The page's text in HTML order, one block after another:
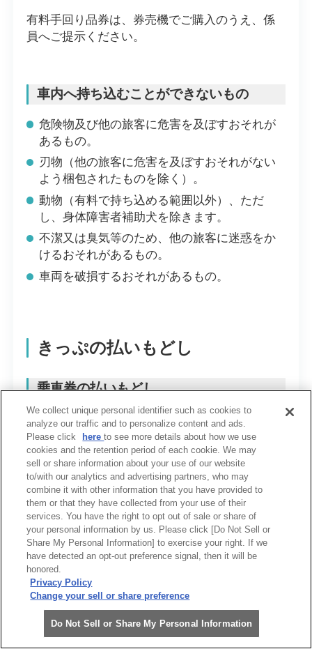
有料手回り品券は、券売機でご購入のうえ、係
員へご提示ください。
車内へ持ち込むことができないもの
危険物及び他の旅客に危害を及ぼすおそれが
あるもの。
刃物（他の旅客に危害を及ぼすおそれがない
よう梱包されたものを除く）。
動物（有料で持ち込める範囲以外）、ただ
し、身体障害者補助犬を除きます。
不潔又は臭気等のため、他の旅客に迷惑をか
けるおそれがあるもの。
車両を破損するおそれがあるもの。
きっぷの払いもどし
乗車券の払いもどし
きっぷの種類 払いもどしの条件
普通券 使用開始前で有効期
回数券 使用開始前で有効期
定期券 有効開始前
団体・貸切券 使用開始前で有効期
回数券の払いもどし
よくある質問・FAQ
We collect unique personal identifier such as cookies to
analyze our traffic and to personalize content and ads.
Please click
hereto see more details about how we use
cookies and the retention period of each cookie. We may
sell or share information about your use of our website
to/with our analytics and advertising partners, who may
combine it with other information that you have provided to
them or that they have collected from your use of their
services. You have the right to opt out of sale or share of
your personal information by us. Please click [Do Not Sell or
Share My Personal Information] to exercise your right. If we
have detected an opt-out preference signal, then it will be
honored.
Privacy Policy
Change your sell or share preference
Do Not Sell or Share My Personal Information